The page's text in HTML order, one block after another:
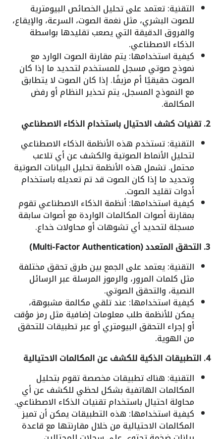
التقنية: تعتمد على تحليل الخصائص البيومترية
للصوت البشري، مثل نغمة الصوت، السرعة، والإيقاع،
والفروق الدقيقة التي يصعب تقليدها بواسطة
الذكاء الاصطناعي.
كيفية استخدامها: يتم مقارنة الصوت الوارد مع
نموذج صوتي مسجل للمستخدم لتحديد ما إذا كان
الصوت حقيقيًا أم مزيفًا. إذا كان الصوت لا يتطابق
مع النموذج المسجل، يتم تحذير النظام أو رفض
المكالمة.
2. تقنيات كشف الاحتيال باستخدام الذكاء الاصطناعي
التقنية: تستخدم هذه الأنظمة الذكاء الاصطناعي
لتحليل الأنماط الصوتية والكشف عن أي تلاعب
محتمل. تشمل هذه الأنظمة تحليل البيانات الصوتية
وتحديد ما إذا كان الصوت قد تم تعديله باستخدام
أدوات تقليد الصوت.
كيفية استخدامها: أنظمة الذكاء الاصطناعي تقوم
بمقارنة أصوات المكالمات الواردة مع أصوات سابقة
مسجلة لتحديد أي تشوهات أو محاولات خداع.
3. التحقق المتعدد (Multi-Factor Authentication)
التقنية: يعتمد على الجمع بين طرق تحقق مختلفة
مثل كلمات المرور، والرموز المرسلة عبر الرسائل
النصية، والتحقق الصوتي.
كيفية استخدامها: عند تلقي مكالمة مشبوهة،
يمكن للأنظمة طلب معلومات إضافية مثل رمز مؤقت
أو إجراء التحقق البيومتري أو عبر تطبيقات للتحقق
من الهوية.
4. التطبيقات الذكية للكشف عن المكالمات الاحتيالية
التقنية: هناك تطبيقات مخصصة تقوم بتحليل
المكالمات الهاتفية بشكل لحظي للكشف عن أي
محاولة احتيال باستخدام تقنيات الذكاء الاصطناعي.
كيفية استخدامها: هذه التطبيقات يمكن أن تميز
المكالمات الاحتيالية من خلال مقارنتها مع قاعدة